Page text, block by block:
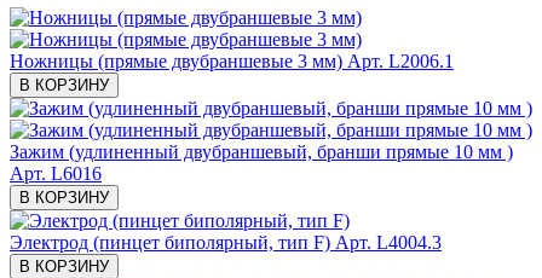
Ножницы (прямые двубраншевые 3 мм) Арт. L2006.1
В КОРЗИНУ
Зажим (удлиненный двубраншевый, бранши прямые 10 мм )
Арт. L6016
В КОРЗИНУ
Электрод (пинцет биполярный, тип F) Арт. L4004.3
В КОРЗИНУ